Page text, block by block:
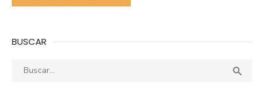
BUSCAR
Buscar: 